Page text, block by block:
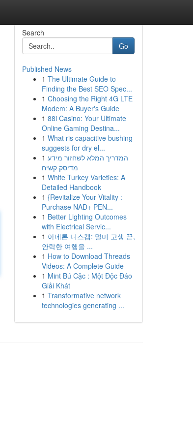
Search
Go
Published News
1 The Ultimate Guide to
Finding the Best SEO Spec...
1 Choosing the Right 4G LTE
Modem: A Buyer's Guide
1 88i Casino: Your Ultimate
Online Gaming Destina...
1 What ris capacitive bushing
suggests for dry el...
1 המדריך המלא לשחזור מידע
מדיסק קשיח
1 White Turkey Varieties: A
Detailed Handbook
1 {Revitalize Your Vitality :
Purchase NAD+ PEN...
1 Better Lighting Outcomes
with Electrical Servic...
1 아네론 니스캡: 멀미 고생 끝,
안락한 여행을 ...
1 How to Download Threads
Videos: A Complete Guide
1 Mint Bú Cặc : Một Độc Đáo
Giải Khát
1 Transformative network
technologies generating ...